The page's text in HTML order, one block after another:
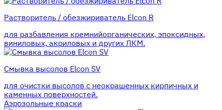
Растворитель / обезжириватель Elcon R
для разбавления кремнийорганических, эпоксидных,
виниловых, акриловых и других ЛКМ.
Смывка высолов Elcon SV
для очистки высолов с неокрашенных кирпичных и
каменных поверхностей.
Аэрозольные краски